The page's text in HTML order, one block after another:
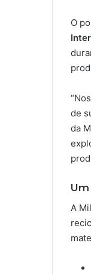
O
de
da
A